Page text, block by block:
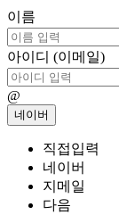
이름
아이디 (이메일)
@
네이버
직접입력
네이버
지메일
다음